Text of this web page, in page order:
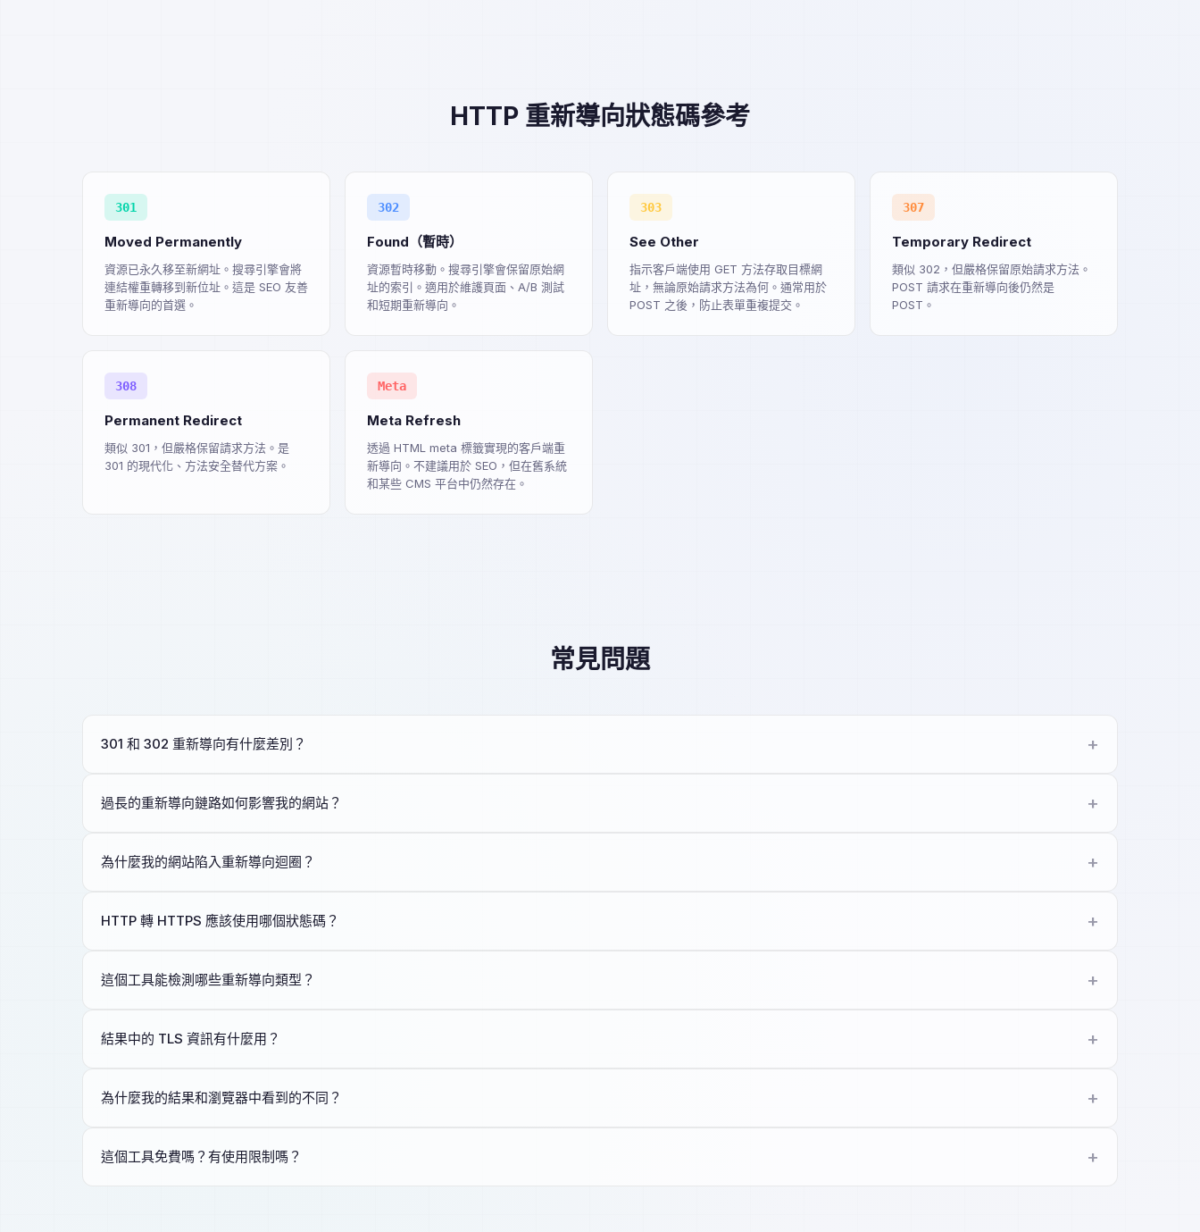
HTTP 重新導向狀態碼參考
301
Moved Permanently
資源已永久移至新網址。搜尋引擎會將
連結權重轉移到新位址。這是 SEO 友善
重新導向的首選。
302
Found（暫時）
資源暫時移動。搜尋引擎會保留原始網
址的索引。適用於維護頁面、A/B 測試
和短期重新導向。
303
See Other
指示客戶端使用 GET 方法存取目標網
址，無論原始請求方法為何。通常用於
POST 之後，防止表單重複提交。
307
Temporary Redirect
類似 302，但嚴格保留原始請求方法。
POST 請求在重新導向後仍然是
POST。
308
Permanent Redirect
類似 301，但嚴格保留請求方法。是
301 的現代化、方法安全替代方案。
Meta
Meta Refresh
透過 HTML meta 標籤實現的客戶端重
新導向。不建議用於 SEO，但在舊系統
和某些 CMS 平台中仍然存在。
常見問題
301 和 302 重新導向有什麼差別？
過長的重新導向鏈路如何影響我的網站？
為什麼我的網站陷入重新導向迴圈？
HTTP 轉 HTTPS 應該使用哪個狀態碼？
這個工具能檢測哪些重新導向類型？
結果中的 TLS 資訊有什麼用？
為什麼我的結果和瀏覽器中看到的不同？
這個工具免費嗎？有使用限制嗎？